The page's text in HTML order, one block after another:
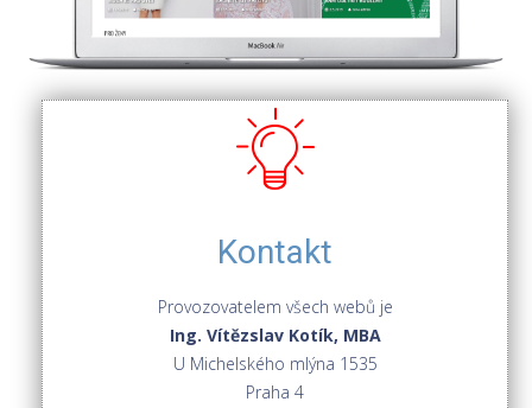
Kontakt
Provozovatelem všech webů je
Ing. Vítězslav Kotík, MBA
U Michelského mlýna 1535
Praha 4